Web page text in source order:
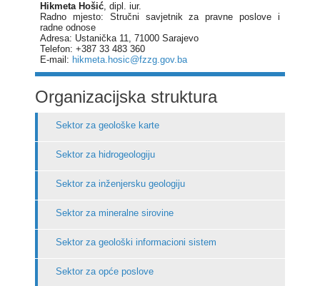
Hikmeta Hošić, dipl. iur.
Radno mjesto: Stručni savjetnik za pravne poslove i
radne odnose
Adresa: Ustanička 11, 71000 Sarajevo
Telefon: +387 33 483 360
E-mail: hikmeta.hosic@fzzg.gov.ba
Organizacijska struktura
Sektor za geološke karte
Sektor za hidrogeologiju
Sektor za inženjersku geologiju
Sektor za mineralne sirovine
Sektor za geološki informacioni sistem
Sektor za opće poslove